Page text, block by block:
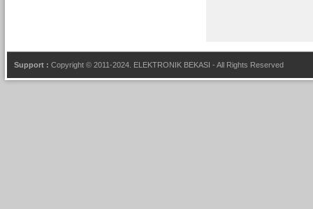
Support : Copyright © 2011-2024. ELEKTRONIK BEKASI - All Rights Reserved